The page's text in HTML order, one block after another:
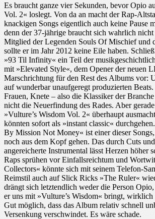
Es braucht ganze vier Sekunden, bevor Opio
Vol. 2« loslegt. Von da an macht der Rap-
knackigen Songs eigentlich auch keine Pause
denn der 37-jährige braucht sich wahrlich
Mitglied der Legenden Souls Of Mischief und
sollte er im Jahr 2012 keine Eile haben.
»93 Til Infinity« ein Teil der
mit »Elevated Style«, dem Opener der neuen
Marschrichtung für den Rest des Albums vor:
auf wunderbar unaufgeregt produzierten
Frauen, Knete – also die Klassiker der
nicht die Neuerfindung des Rades. Aber
»Vulture’s Wisdom Vol. 2« überhaupt
könnten sofort als »instant classic«
By Mission Not Money« ist einer dieser
noch aus dem Kopf gehen. Das durch Cuts
angereicherte Instrumental lässt Herzen höher
Raps sprühen vor Einfallsreichtum und
Collectors« könnte sich mit seinem Telefon-
Reimstil auch auf Slick Ricks »The Ruler«
drängt sich letztendlich weder die Person
er uns mit »Vulture’s Wisdom« bringt,
Gut möglich, dass das Album relativ schnell
Versenkung verschwindet. Es wäre schade.